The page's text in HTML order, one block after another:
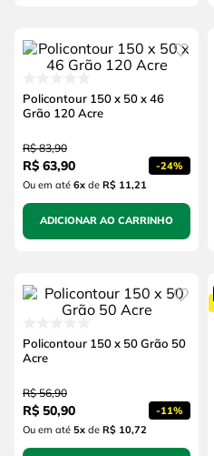
Policontour 150 x 50 x 46
Grão 120 Acre
R$ 83,90
R$ 63,90 -24%
Ou em até 6xde R$ 11,21
ADICIONAR AO CARRINHO
Policontour 150 x 50 Grão 50
Acre
R$ 56,90
R$ 50,90 -11%
Ou em até 5xde R$ 10,72